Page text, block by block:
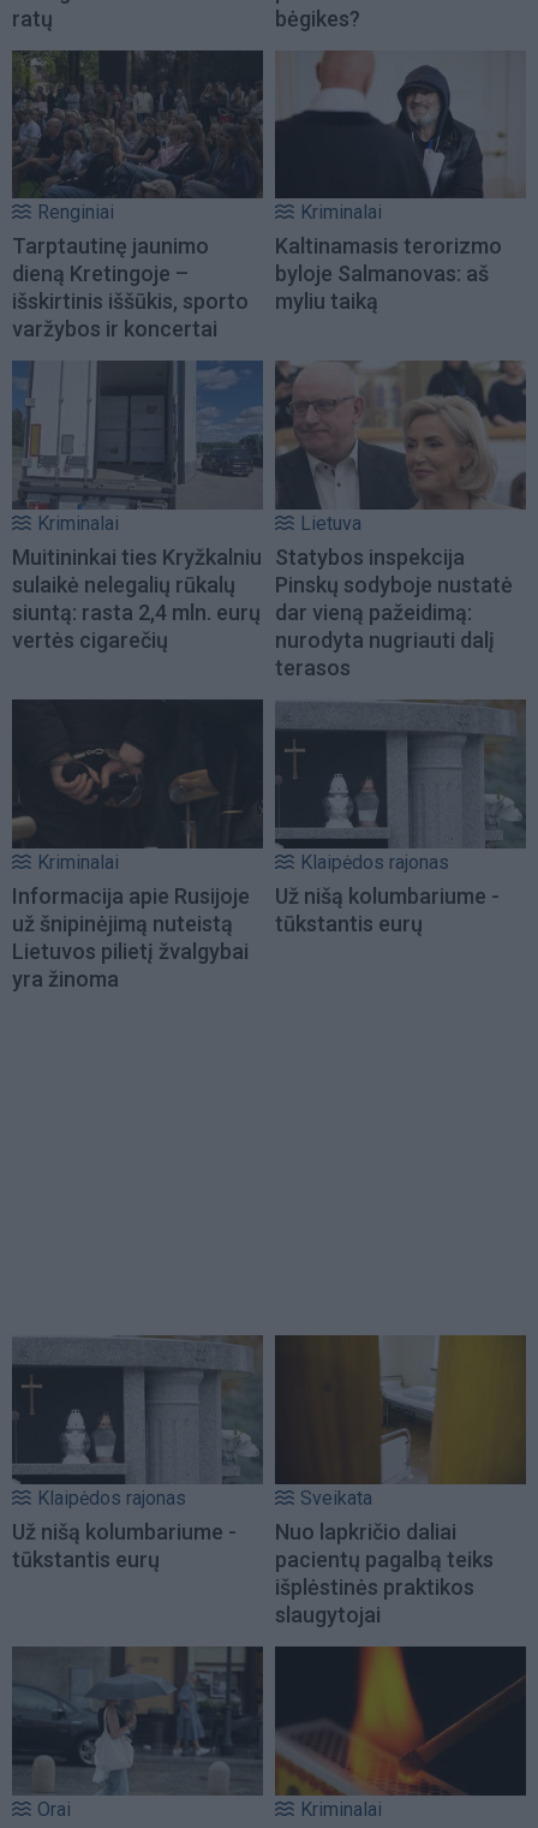
ratų
bėgikes?
Renginiai
Tarptautinę jaunimo
dieną Kretingoje –
išskirtinis iššūkis, sporto
varžybos ir koncertai
Kriminalai
Kaltinamasis terorizmo
byloje Salmanovas: aš
myliu taiką
Kriminalai
Muitininkai ties Kryžkalniu
sulaikė nelegalių rūkalų
siuntą: rasta 2,4 mln. eurų
vertės cigarečių
Lietuva
Statybos inspekcija
Pinskų sodyboje nustatė
dar vieną pažeidimą:
nurodyta nugriauti dalį
terasos
Kriminalai
Informacija apie Rusijoje
už šnipinėjimą nuteistą
Lietuvos pilietį žvalgybai
yra žinoma
Klaipėdos rajonas
Už nišą kolumbariume -
tūkstantis eurų
Klaipėdos rajonas
Už nišą kolumbariume -
tūkstantis eurų
Sveikata
Nuo lapkričio daliai
pacientų pagalbą teiks
išplėstinės praktikos
slaugytojai
Orai Kriminalai